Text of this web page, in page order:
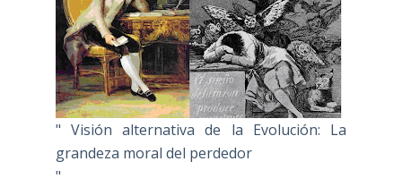
" Visión alternativa de la Evolución: La
grandeza moral del perdedor
"